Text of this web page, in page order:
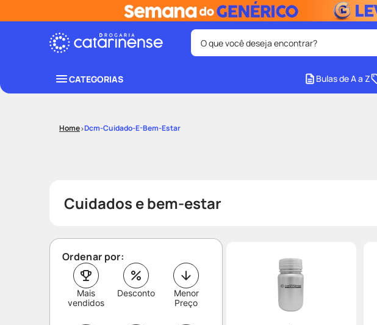
O que você deseja encontrar?
CATEGORIAS Bulas de A a Z
Dcm-Cuidado-E-Bem-Estar
Cuidados e bem-estar
Ordenar por:
Mais
vendidos
Desconto
Menor
Preço